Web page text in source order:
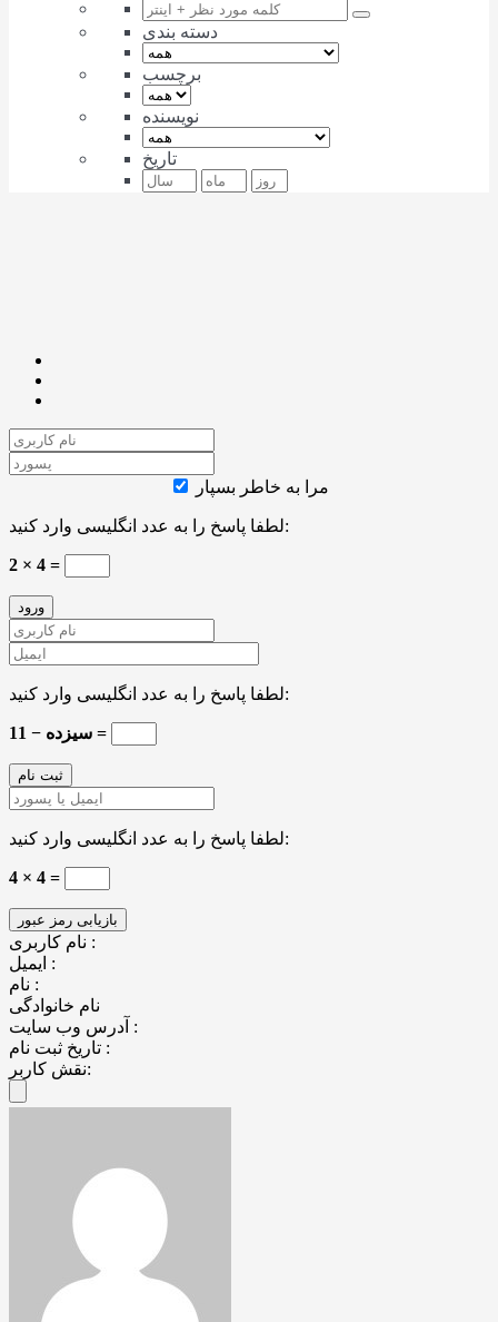
دسته بندی
برچسب
نویسنده
تاریخ
مرا به خاطر بسپار
لطفا پاسخ را به عدد انگلیسی وارد کنید:
2 × 4 =
لطفا پاسخ را به عدد انگلیسی وارد کنید:
سیزده − 11 =
لطفا پاسخ را به عدد انگلیسی وارد کنید:
4 × 4 =
نام کاربری :
ایمیل :
نام :
نام خانوادگی
آدرس وب سایت :
تاریخ ثبت نام :
نقش کاربر: